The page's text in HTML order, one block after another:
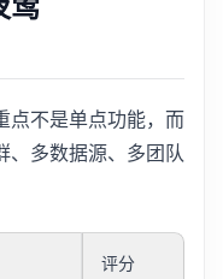
点不是单点功能，而
多数据源、多团队
评分